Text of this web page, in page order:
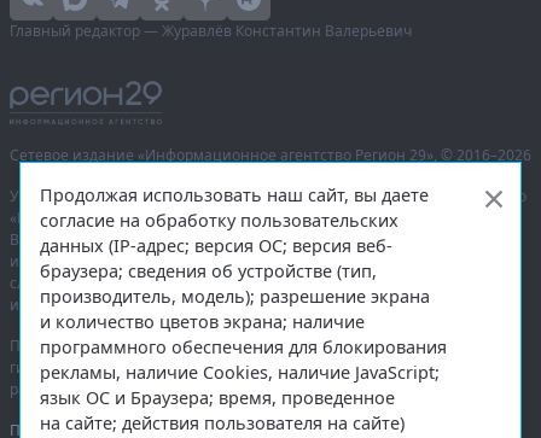
Главный редактор — Журавлёв Константин Валерьевич
Сетевое издание «Информационное агентство Регион 29», © 2016–2026
Учредитель — общество с ограниченной ответственностью «Агентство
«Правда Севера».
Выписка из реестра зарегистрированных средств массовой
информации:ЭЛ № ФС 77-74226
от 09.11.2018 выдано Федеральной
службой по надзору в сфере связи, информационных технологий
и массовых коммуникаций (Роскомнадзор).
При полном или частичном использовании любых материалов
гиперссылка на region29.ru обязательна. Копирование материалов без
разрешения администрации сайта запрещено.
Правовая информация.
Продолжая использовать наш сайт, вы даете
согласие на обработку пользовательских
данных (IP-адрес; версия ОС; версия веб-
браузера; сведения об устройстве (тип,
производитель, модель); разрешение экрана
и количество цветов экрана; наличие
программного обеспечения для блокирования
рекламы, наличие Cookies, наличие JavaScript;
язык ОС и Браузера; время, проведенное
на сайте; действия пользователя на сайте)